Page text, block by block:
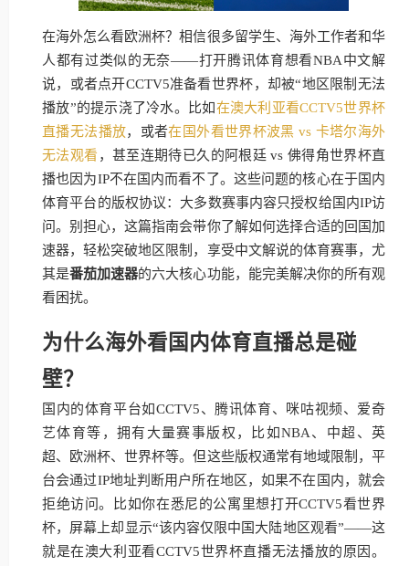
在海外怎么看欧洲杯？相信很多留学生、海外工作者和华
人都有过类似的无奈——打开腾讯体育想看NBA中文解
说，或者点开CCTV5准备看世界杯，却被“地区限制无法
播放”的提示浇了冷水。比如在澳大利亚看CCTV5世界杯
直播无法播放，或者在国外看世界杯波黑 vs 卡塔尔海外
无法观看 ，甚至连期待已久的阿根廷 vs 佛得角世界杯直
播也因为IP不在国内而看不了。这些问题的核心在于国内
体育平台的版权协议：大多数赛事内容只授权给国内IP访
问。别担心，这篇指南会带你了解如何选择合适的回国加
速器，轻松突破地区限制，享受中文解说的体育赛事，尤
其是番茄加速器的六大核心功能，能完美解决你的所有观
看困扰。
为什么海外看国内体育直播总是碰
壁？
国内的体育平台如CCTV5、腾讯体育、咪咕视频、爱奇
艺体育等，拥有大量赛事版权，比如NBA、中超、英
超、欧洲杯、世界杯等。但这些版权通常有地域限制，平
台会通过IP地址判断用户所在地区，如果不在国内，就会
拒绝访问。比如你在悉尼的公寓里想打开CCTV5看世界
杯，屏幕上却显示“该内容仅限中国大陆地区观看”——这
就是在澳大利亚看CCTV5世界杯直播无法播放的原因。